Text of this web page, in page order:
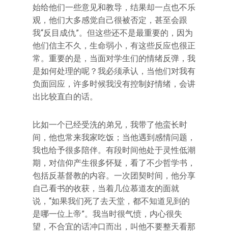
始给他们一些意见和教导，结果却一点也不乐
观，他们大多感觉自己很被否定，甚至会跟
我“反目成仇”。但这些还不是最重要的，因为
他们信主不久，生命弱小，有这些反应也很正
常。重要的是，当面对学生们的情绪反弹，我
是如何处理的呢？我必须承认，当他们对我有
负面回应，许多时候我没有控制好情绪，会讲
出比较直白的话。
比如一个已经受洗的弟兄，我带了他蛮长时
间，他也常来我家吃饭；当他遇到感情问题，
我也给予很多陪伴。有段时间他处于灵性低潮
期，对信仰产生很多怀疑，看了不少哲学书，
包括反基督教的内容。一次团契时间，他分享
自己看书的收获，当着几位慕道友的面就
说，“如果我们死了去天堂，都不知道见到的
是哪一位上帝”。我当时很气愤，内心很失
望，不合宜的话冲口而出，叫他不要整天看那